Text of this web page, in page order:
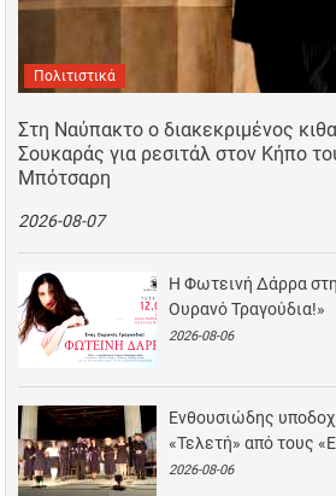
Πολιτιστικά
Στη Ναύπακτο ο διακεκριμένος
Σουκαράς για ρεσιτάλ στον Κήπο
Μπότσαρη
2026-08-07
Η Φωτεινή Δάρρα
Ουρανό Τραγούδια!»
2026-08-06
Ενθουσιώδης
«Τελετή» από τους
2026-08-06